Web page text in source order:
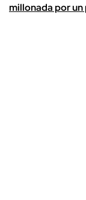
millonada por un